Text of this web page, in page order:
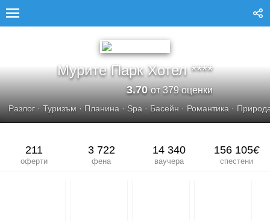
Мурите Парк Хотел ****
3.70от 379 оценки
Разлог · Туризъм · Планина · Spa · Басейн · Романтика ·
211
оферти
3 722
фена
14 340
ваучера
156 105€
спестени